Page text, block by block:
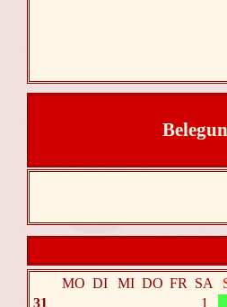
MO DI MI DO FR SA
31
1